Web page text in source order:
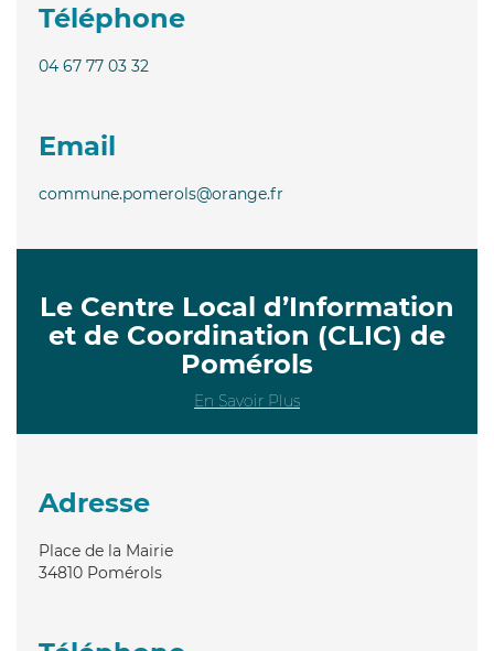
Téléphone
04 67 77 03 32
Email
commune.pomerols@orange.fr
Le Centre Local d’Information
et de Coordination (CLIC) de
Pomérols
En Savoir Plus
Adresse
Place de la Mairie
34810 Pomérols